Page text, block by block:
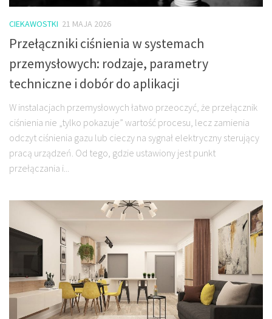
CIEKAWOSTKI 21 MAJA 2026
Przełączniki ciśnienia w systemach
przemysłowych: rodzaje, parametry
techniczne i dobór do aplikacji
W instalacjach przemysłowych łatwo przeoczyć, że przełącznik
ciśnienia nie „tylko pokazuje” wartość procesu, lecz zamienia
odczyt ciśnienia gazu lub cieczy na sygnał elektryczny sterujący
pracą urządzeń. Od tego, gdzie ustawiony jest punkt
przełączania i...